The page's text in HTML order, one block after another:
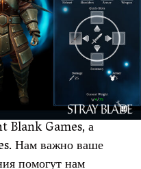
Blank Games, а
Нам важно ваше